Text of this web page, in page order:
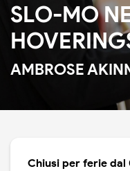
SLO-MO
AMBROSE
Chiusi per ferie dal